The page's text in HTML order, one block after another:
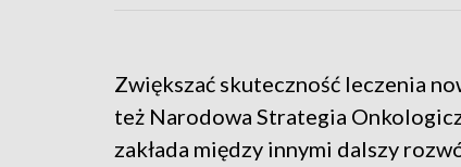
Zwiększać skuteczność leczenia
też Narodowa Strategia
zakłada między innymi dalszy